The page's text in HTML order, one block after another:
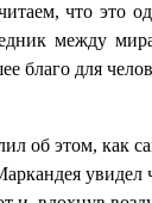
что это
между
для
об этом, как
увидел